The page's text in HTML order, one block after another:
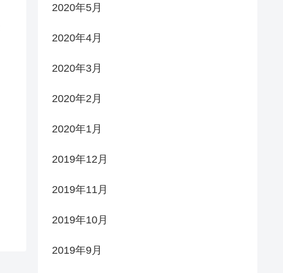
2020年5月
2020年4月
2020年3月
2020年2月
2020年1月
2019年12月
2019年11月
2019年10月
2019年9月